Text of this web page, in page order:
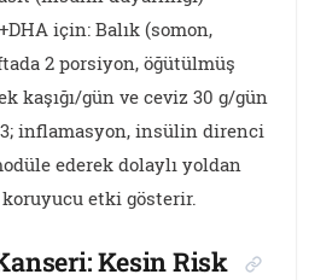
için: Balık (somon,
2 porsiyon, öğütülmüş
kaşığı/gün ve ceviz 30 g/gün
inflamasyon, insülin direnci
ederek dolaylı yoldan
etki gösterir.
Kesin Risk